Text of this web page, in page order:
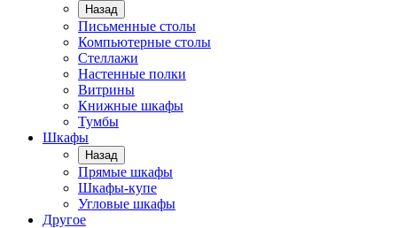
Назад
Письменные столы
Компьютерные столы
Стеллажи
Настенные полки
Витрины
Книжные шкафы
Тумбы
Шкафы
Назад
Прямые шкафы
Шкафы-купе
Угловые шкафы
Другое